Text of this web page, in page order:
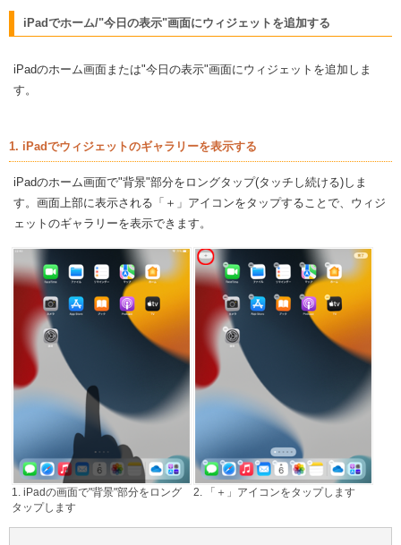
iPadでホーム/"今日の表示"画面にウィジェットを追加する
iPadのホーム画面または"今日の表示"画面にウィジェットを追加しま
す。
1. iPadでウィジェットのギャラリーを表示する
iPadのホーム画面で"背景"部分をロングタップ(タッチし続ける)しま
す。画面上部に表示される「＋」アイコンをタップすることで、ウィジ
ェットのギャラリーを表示できます。
1. iPadの画面で"背景"部分をロング
タップします
2. 「＋」アイコンをタップします